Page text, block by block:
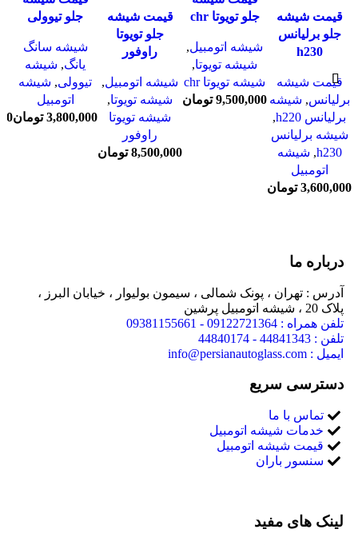
مندی
قیمت شیشه
جلو برلیانس
h230
قیمت شیشه
برلیانس, شیشه
برلیانس h220
,
شیشه برلیانس
h230
, شیشه
اتومبیل
3,600,000 تومان
مندی
جلو تویوتا chr
شیشه اتومبیل,
شیشه تویوتا,
شیشه تویوتا chr
9,500,000 تومان
مندی
قیمت شیشه
جلو تویوتا
راوفور
شیشه اتومبیل,
شیشه تویوتا,
شیشه تویوتا
راوفور
8,500,000 تومان
مندی
جلو تیوولی
شیشه سانگ
یانگ, شیشه
تیوولی, شیشه
اتومبیل
3,800,000 تومان
درباره ما
آدرس : تهران ، پونک شمالی ، سیمون بولیوار ، خیابان البرز ،
پلاک 20 ، شیشه اتومبیل پرشین
تلفن همراه : 09122721364 - 09381155661
تلفن : 44841343 - 44840174
ایمیل : info@persianautoglass.com
دسترسی سریع
تماس با ما
خدمات شیشه اتومبیل
قیمت شیشه اتومبیل
سنسور باران
لینک های مفید